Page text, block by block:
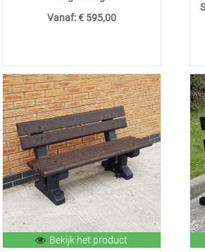
Vanaf:€ 595,00
Bekijk het product